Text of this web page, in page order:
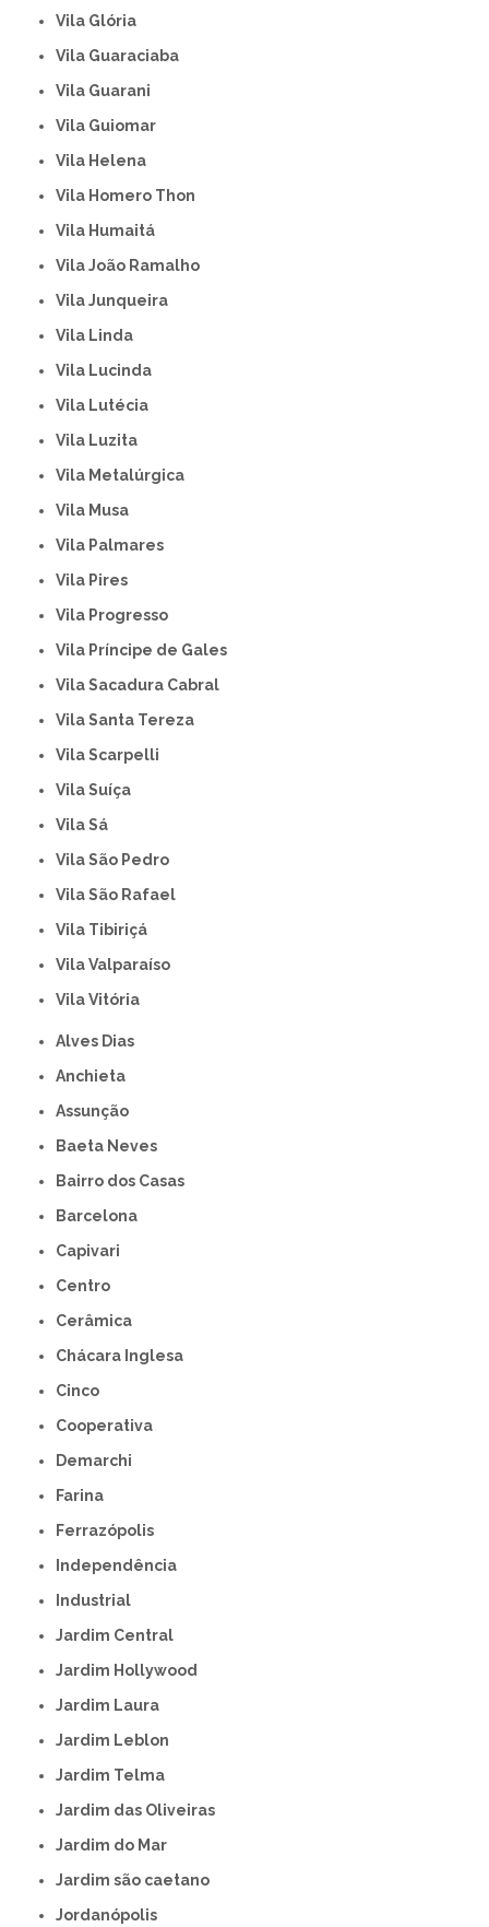
Vila Glória
Vila Guaraciaba
Vila Guarani
Vila Guiomar
Vila Helena
Vila Homero Thon
Vila Humaitá
Vila João Ramalho
Vila Junqueira
Vila Linda
Vila Lucinda
Vila Lutécia
Vila Luzita
Vila Metalúrgica
Vila Musa
Vila Palmares
Vila Pires
Vila Progresso
Vila Príncipe de Gales
Vila Sacadura Cabral
Vila Santa Tereza
Vila Scarpelli
Vila Suíça
Vila Sá
Vila São Pedro
Vila São Rafael
Vila Tibiriçá
Vila Valparaíso
Vila Vitória
Alves Dias
Anchieta
Assunção
Baeta Neves
Bairro dos Casas
Barcelona
Capivari
Centro
Cerâmica
Chácara Inglesa
Cinco
Cooperativa
Demarchi
Farina
Ferrazópolis
Independência
Industrial
Jardim Central
Jardim Hollywood
Jardim Laura
Jardim Leblon
Jardim Telma
Jardim das Oliveiras
Jardim do Mar
Jardim são caetano
Jordanópolis